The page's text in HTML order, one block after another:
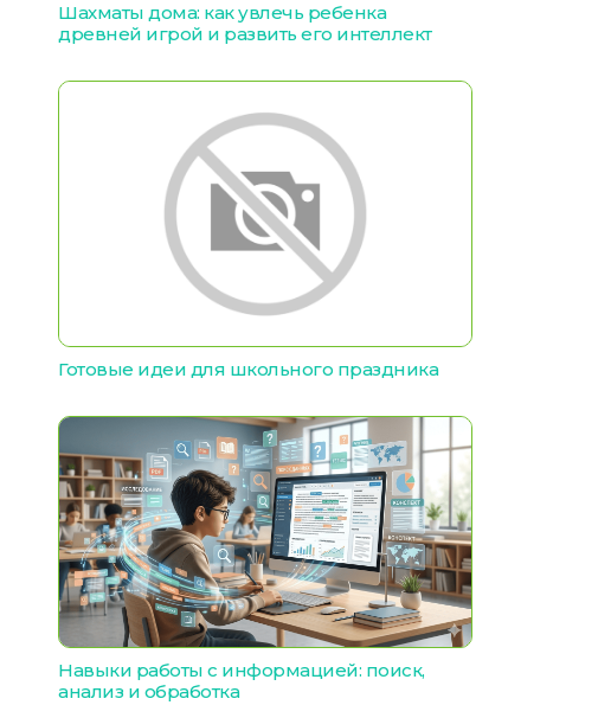
Шахматы дома: как увлечь ребенка
древней игрой и развить его интеллект
Готовые идеи для школьного праздника
Навыки работы с информацией: поиск,
анализ и обработка